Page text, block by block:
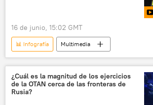
16 de junio, 15:02 GMT
📊 Infografía
Multimedia
armas biológicas
Ucrania EEUU
¿Cuál es la magnitud de los ejercicios
de la OTAN cerca de las fronteras de
Rusia?